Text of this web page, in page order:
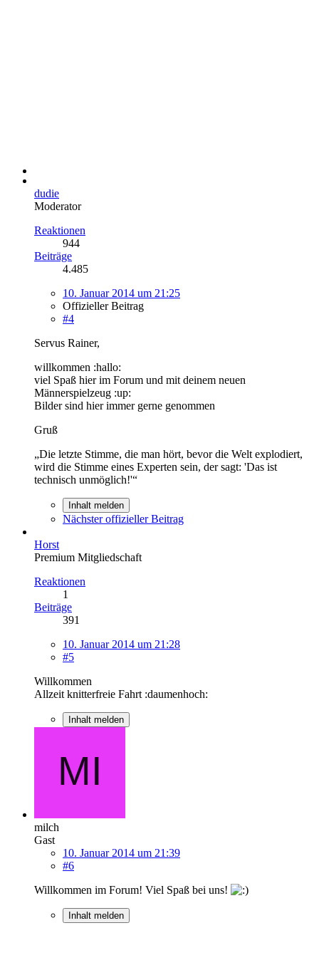
dudie
Moderator
Reaktionen
944
Beiträge
4.485
10. Januar 2014 um 21:25
Offizieller Beitrag
#4
Servus Rainer,
willkommen :hallo:
viel Spaß hier im Forum und mit deinem neuen
Männerspielzeug :up:
Bilder sind hier immer gerne genommen
Gruß
„Die letzte Stimme, die man hört, bevor die Welt explodiert,
wird die Stimme eines Experten sein, der sagt: 'Das ist
technisch unmöglich!'“
Inhalt melden
Nächster offizieller Beitrag
Horst
Premium Mitgliedschaft
Reaktionen
1
Beiträge
391
10. Januar 2014 um 21:28
#5
Willkommen
Allzeit knitterfreie Fahrt :daumenhoch:
Inhalt melden
milch
Gast
10. Januar 2014 um 21:39
#6
Willkommen im Forum! Viel Spaß bei uns!
Inhalt melden